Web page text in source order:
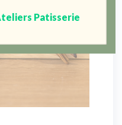
Patisserie